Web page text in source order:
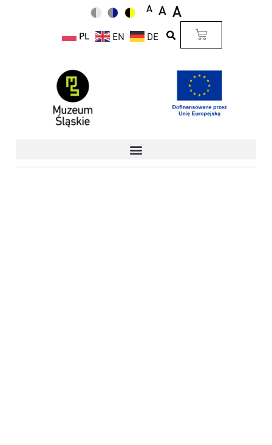
A A A
PL EN DE